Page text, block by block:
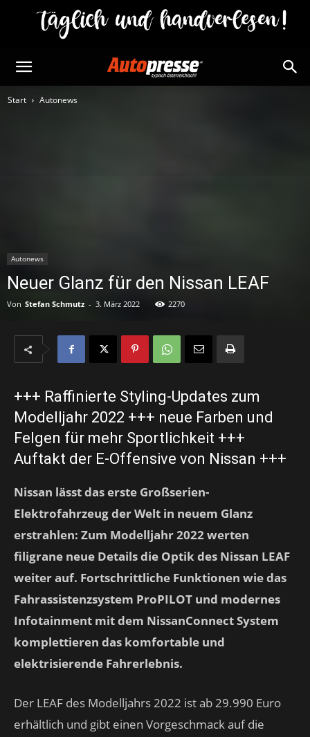
Start Autonews
Autonews
Neuer Glanz für den Nissan LEAF
Von Stefan Schmutz - 3. März 2022 2270
+++ Raffinierte Styling-Updates zum
Modelljahr 2022 +++ neue Farben und
Felgen für mehr Sportlichkeit +++
Auftakt der E-Offensive von Nissan +++
Nissan lässt das erste Großserien-
Elektrofahrzeug der Welt in neuem Glanz
erstrahlen: Zum Modelljahr 2022 werten
filigrane neue Details die Optik des Nissan LEAF
weiter auf. Fortschrittliche Funktionen wie das
Fahrassistenzsystem ProPILOT und modernes
Infotainment mit dem NissanConnect System
komplettieren das komfortable und
elektrisierende Fahrerlebnis.
Der LEAF des Modelljahrs 2022 ist ab 29.990 Euro
erhältlich und gibt einen Vorgeschmack auf die